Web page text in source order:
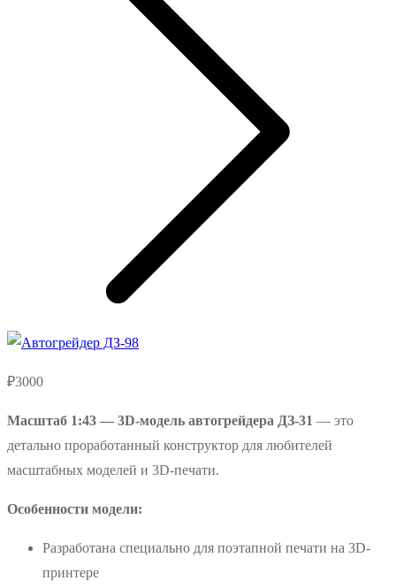
₽3000
Масштаб 1:43 — 3D-модель автогрейдера ДЗ-31 — это
детально проработанный конструктор для любителей
масштабных моделей и 3D-печати.
Особенности модели:
Разработана специально для поэтапной печати на 3D-
принтере